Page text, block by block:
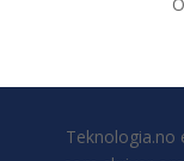
Teknologia.no